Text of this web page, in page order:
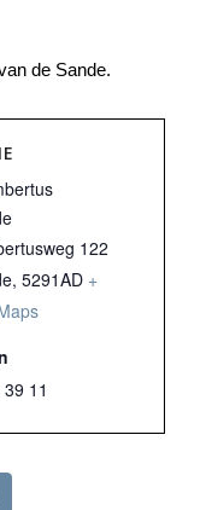
de Sande.
122
, 5291AD +
11